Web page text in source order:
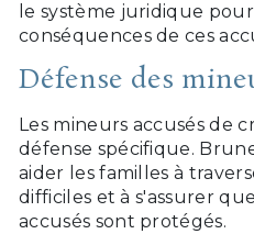
le système juridique
conséquences de ces
Défense des
Les mineurs accusés de
défense spécifique.
aider les familles à
difficiles et à s'assurer
accusés sont protégés.